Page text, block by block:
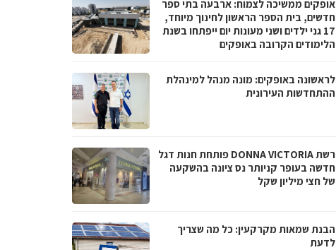
אופקים ממשיכה לצמוח: ארבעה בתי ספר
חדשים, בית הספר הראשון לחינוך מיוחד,
17 גני ילדים ושני מעונות יום ייפתחו בשנת
הלימודים הקרובה באופקים
לראשונה באופקים: מונה מנהל למינהלת
ההתחדשות העירונית
רשת DONNA VICTORIA פותחת חנות דגל
חדשה בעופר קניותר נס ציונה בהשקעה
של חצי מיליון שקל
הבנת שמאות מקרקעין: כל מה שצריך
לדעת